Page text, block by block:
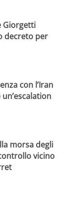
Giorgetti
decreto per
con l’Iran
morsa degli
vicino